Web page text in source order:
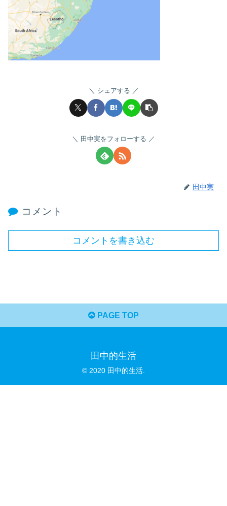
シェアする
田中実をフォローする
田中実
コメント
コメントを書き込む
PAGE TOP
田中的生活
© 2020 田中的生活.